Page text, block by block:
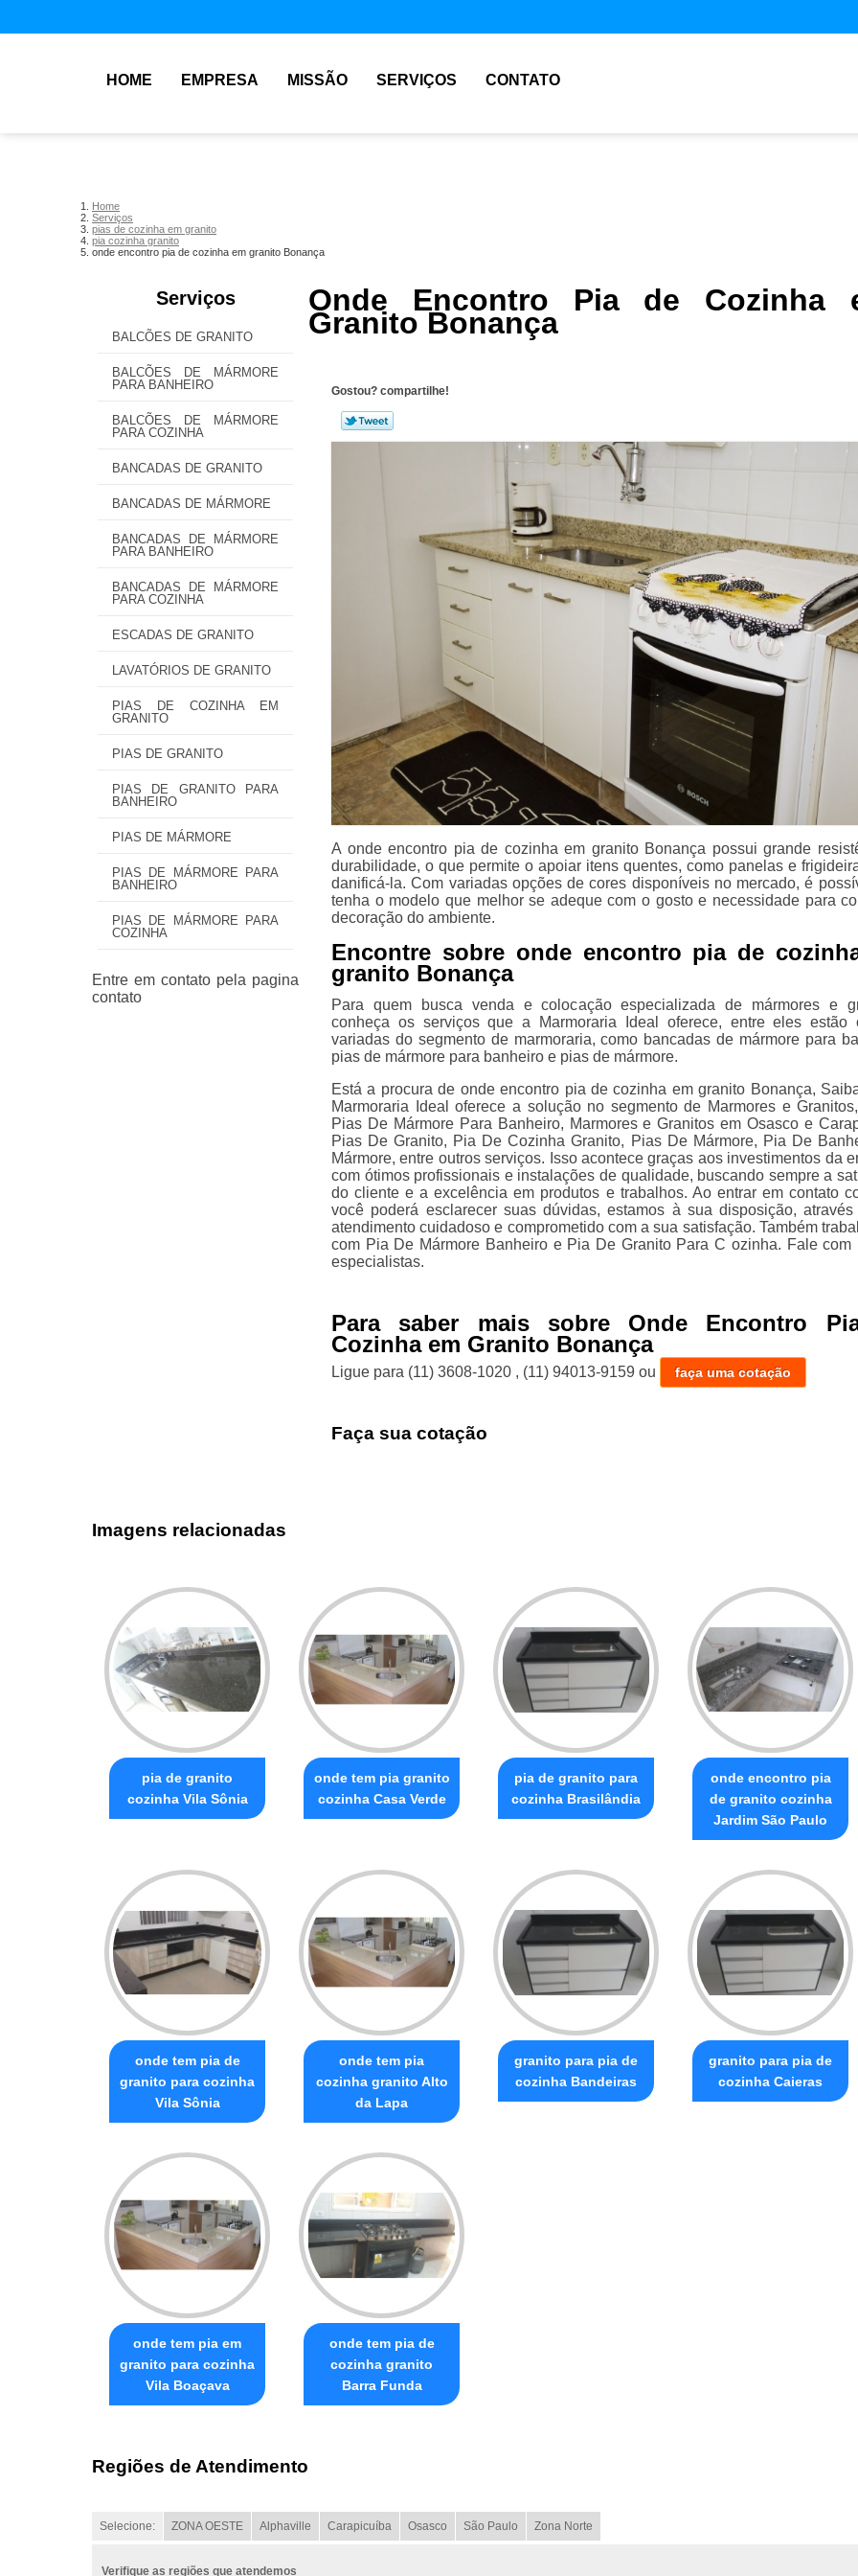
HOME EMPRESA MISSÃO SERVIÇOS CONTATO
Home
Serviços
pias de cozinha em granito
pia cozinha granito
onde encontro pia de cozinha em granito Bonança
Serviços
BALCÕES DE GRANITO
BALCÕES DE MÁRMORE
PARA BANHEIRO
BALCÕES DE MÁRMORE
PARA COZINHA
BANCADAS DE GRANITO
BANCADAS DE MÁRMORE
BANCADAS DE MÁRMORE
PARA BANHEIRO
BANCADAS DE MÁRMORE
PARA COZINHA
ESCADAS DE GRANITO
LAVATÓRIOS DE GRANITO
PIAS DE COZINHA EM
GRANITO
PIAS DE GRANITO
PIAS DE GRANITO PARA
BANHEIRO
PIAS DE MÁRMORE
PIAS DE MÁRMORE PARA
BANHEIRO
PIAS DE MÁRMORE PARA
COZINHA
Onde Encontro Pia de Cozinha
Granito Bonança
Gostou? compartilhe!
A onde encontro pia de cozinha em granito Bonança possui grande
durabilidade, o que permite o apoiar itens quentes, como panelas e
danificá-la. Com variadas opções de cores disponíveis no mercado, é
tenha o modelo que melhor se adeque com o gosto e necessidade para
decoração do ambiente.
Encontre sobre onde encontro pia de
granito Bonança
Para quem busca venda e colocação especializada de mármores e
conheça os serviços que a Marmoraria Ideal oferece, entre eles estão
variadas do segmento de marmoraria, como bancadas de mármore para
pias de mármore para banheiro e pias de mármore.
Está a procura de onde encontro pia de cozinha em granito Bonança,
Marmoraria Ideal oferece a solução no segmento de Marmores e
Pias De Mármore Para Banheiro, Marmores e Granitos em Osasco e
Pias De Granito, Pia De Cozinha Granito, Pias De Mármore, Pia De
Mármore, entre outros serviços. Isso acontece graças aos investimentos da
com ótimos profissionais e instalações de qualidade, buscando sempre a
do cliente e a excelência em produtos e trabalhos. Ao entrar em contato
você poderá esclarecer suas dúvidas, estamos à sua disposição,
atendimento cuidadoso e comprometido com a sua satisfação. Também
com Pia De Mármore Banheiro e Pia De Granito Para C ozinha. Fale com
especialistas.
Para saber mais sobre Onde Encontro
Cozinha em Granito Bonança
Ligue para (11) 3608-1020 , (11) 94013-9159 ou faça uma cotação
Faça sua cotação
Imagens relacionadas
pia de granito
cozinha Vila Sônia
onde tem pia granito
cozinha Casa Verde
pia de granito para
cozinha Brasilândia
onde encontro pia
de granito cozinha
Jardim São Paulo
onde tem pia de
granito para cozinha
Vila Sônia
onde tem pia
cozinha granito Alto
da Lapa
granito para pia de
cozinha Bandeiras
granito para pia de
cozinha Caieras
onde tem pia em
granito para cozinha
Vila Boaçava
onde tem pia de
cozinha granito
Barra Funda
Regiões de Atendimento
Selecione: ZONA OESTE Alphaville Carapicuíba Osasco São Paulo Zona Norte
Verifique as regiões que atendemos